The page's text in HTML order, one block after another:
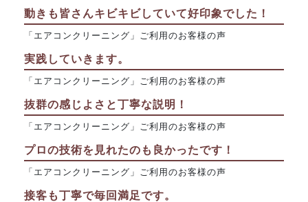
動きも皆さんキビキビしていて好印象でした！
「エアコンクリーニング」ご利用のお客様の声
実践していきます。
「エアコンクリーニング」ご利用のお客様の声
抜群の感じよさと丁寧な説明！
「エアコンクリーニング」ご利用のお客様の声
プロの技術を見れたのも良かったです！
「エアコンクリーニング」ご利用のお客様の声
接客も丁寧で毎回満足です。